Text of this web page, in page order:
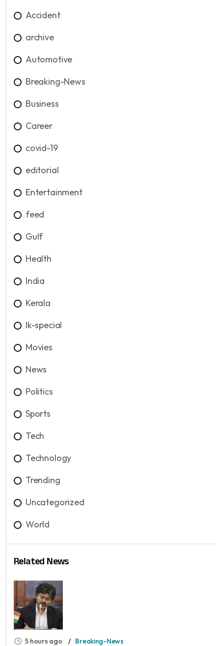
Accident
archive
Automotive
Breaking-News
Business
Career
covid-19
editorial
Entertainment
feed
Gulf
Health
India
Kerala
lk-special
Movies
News
Politics
Sports
Tech
Technology
Trending
Uncategorized
World
Related News
5 hours ago Breaking-News